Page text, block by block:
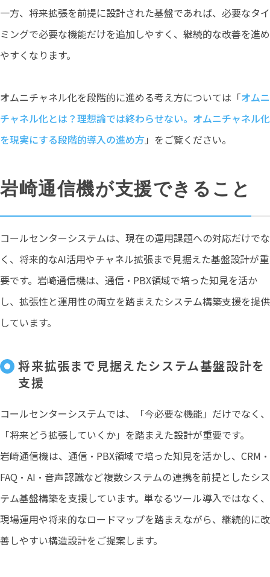
一方、将来拡張を前提に設計された基盤であれば、必要なタイ
ミングで必要な機能だけを追加しやすく、継続的な改善を進め
やすくなります。
オムニチャネル化を段階的に進める考え方については「オムニ
チャネル化とは？理想論では終わらせない。オムニチャネル化
を現実にする段階的導入の進め方」をご覧ください。
岩崎通信機が支援できること
コールセンターシステムは、現在の運用課題への対応だけでな
く、将来的なAI活用やチャネル拡張まで見据えた基盤設計が重
要です。岩崎通信機は、通信・PBX領域で培った知見を活か
し、拡張性と運用性の両立を踏まえたシステム構築支援を提供
しています。
将来拡張まで見据えたシステム基盤設計を
支援
コールセンターシステムでは、「今必要な機能」だけでなく、
「将来どう拡張していくか」を踏まえた設計が重要です。
岩崎通信機は、通信・PBX領域で培った知見を活かし、CRM・
FAQ・AI・音声認識など複数システムの連携を前提としたシス
テム基盤構築を支援しています。単なるツール導入ではなく、
現場運用や将来的なロードマップを踏まえながら、継続的に改
善しやすい構造設計をご提案します。